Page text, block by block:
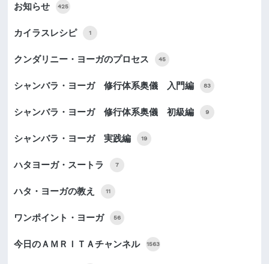
お知らせ 425
カイラスレシピ 1
クンダリニー・ヨーガのプロセス 45
シャンバラ・ヨーガ 修行体系奥儀 入門編 83
シャンバラ・ヨーガ 修行体系奥儀 初級編 9
シャンバラ・ヨーガ 実践編 19
ハタヨーガ・スートラ 7
ハタ・ヨーガの教え 11
ワンポイント・ヨーガ 56
今日のＡＭＲＩＴＡチャンネル 1563